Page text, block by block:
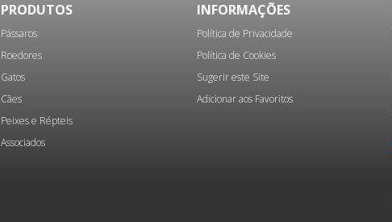
PRODUTOS
Pássaros
Roedores
Gatos
Cães
Peixes e Répteis
Associados
INFORMAÇÕES
Política de Privacidade
Política de Cookies
Sugerir este Site
Adicionar aos Favoritos